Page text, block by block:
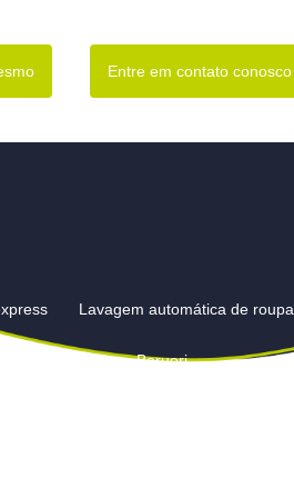
Entre em contato conosco
Lavagem automática de roupa
de cortinas em Barueri